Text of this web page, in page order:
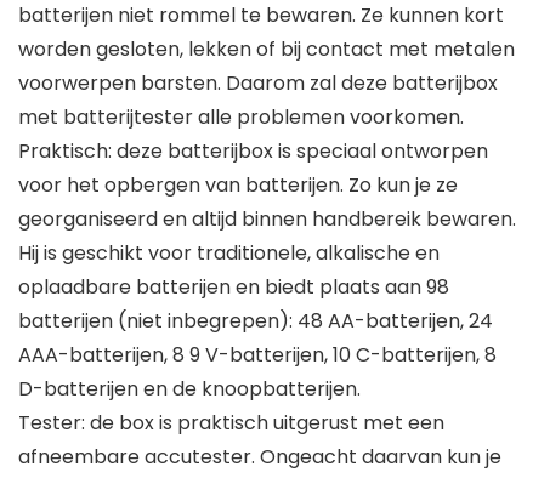
batterijen niet rommel te bewaren. Ze kunnen kort
worden gesloten, lekken of bij contact met metalen
voorwerpen barsten. Daarom zal deze batterijbox
met batterijtester alle problemen voorkomen.
Praktisch: deze batterijbox is speciaal ontworpen
voor het opbergen van batterijen. Zo kun je ze
georganiseerd en altijd binnen handbereik bewaren.
Hij is geschikt voor traditionele, alkalische en
oplaadbare batterijen en biedt plaats aan 98
batterijen (niet inbegrepen): 48 AA-batterijen, 24
AAA-batterijen, 8 9 V-batterijen, 10 C-batterijen, 8
D-batterijen en de knoopbatterijen.
Tester: de box is praktisch uitgerust met een
afneembare accutester. Ongeacht daarvan kun je